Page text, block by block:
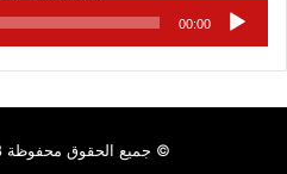
00:00
© جميع الحقوق محفوظة 2018 |